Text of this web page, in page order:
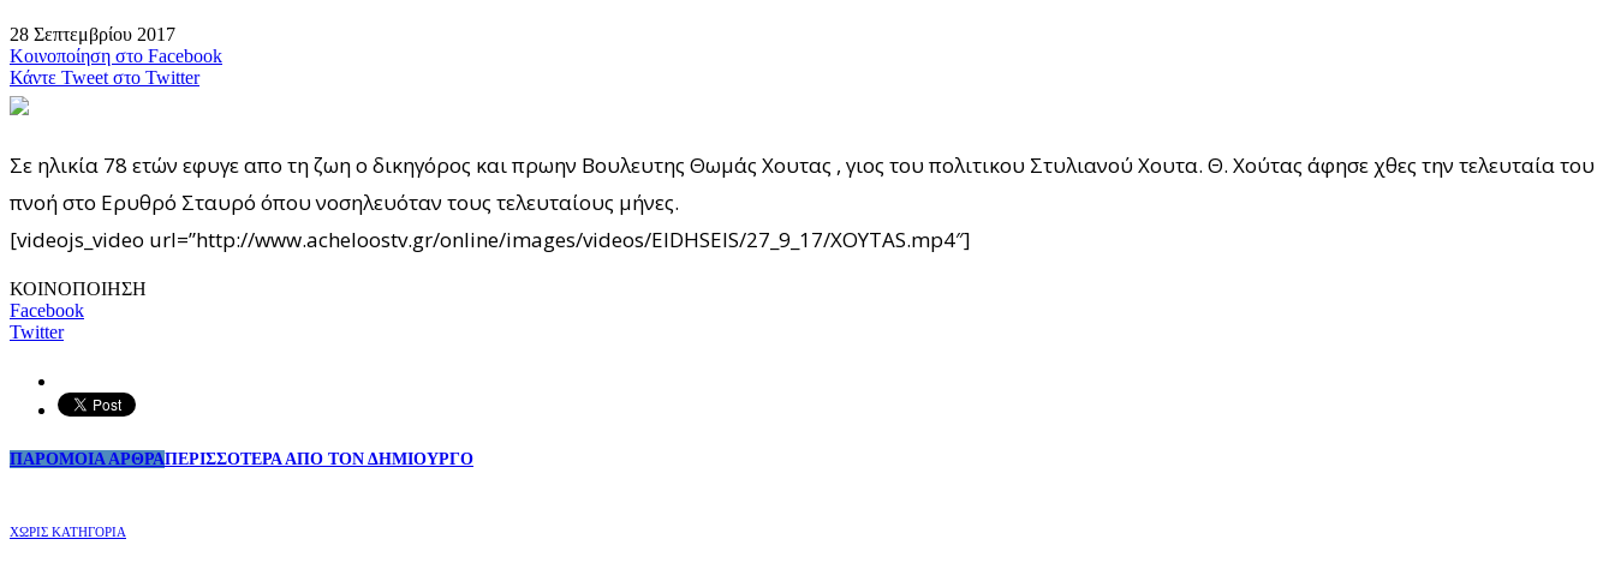
28 Σεπτεμβρίου 2017
Κοινοποίηση στο Facebook
Κάντε Tweet στο Twitter
Σε ηλικία 78 ετών εφυγε απο τη ζωη ο δικηγόρος και πρωην Βουλευτης Θωμάς Χουτας , γιος του πολιτικου Στυλιανού Χουτα. Θ. Χούτας άφησε χθες την τελευταία του
πνοή στο Ερυθρό Σταυρό όπου νοσηλευόταν τους τελευταίους μήνες.
[videojs_video url=”http://www.acheloostv.gr/online/images/videos/EIDHSEIS/27_9_17/XOYTAS.mp4″]
ΚΟΙΝΟΠΟΙΗΣΗ
Facebook
Twitter
ΠΑΡΟΜΟΙΑ ΑΡΘΡΑΠΕΡΙΣΣΟΤΕΡΑ ΑΠΟ ΤΟΝ ΔΗΜΙΟΥΡΓΟ
ΧΩΡΊΣ ΚΑΤΗΓΟΡΊΑ